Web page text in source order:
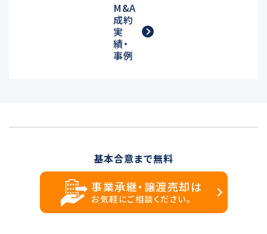
M&A
成約
実
績・
事例
基本合意まで無料
事業承継・譲渡売却は
お気軽にご相談ください。